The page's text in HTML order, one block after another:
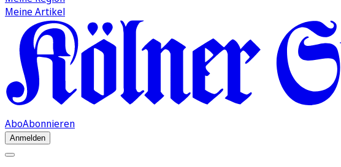
Meine Artikel
AboAbonnieren
Anmelden